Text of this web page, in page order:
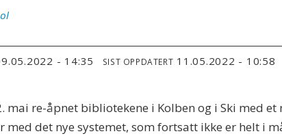
09.05.2022 - 14:35 SIST OPPDATERT 11.05.2022 - 10:58
mai re-åpnet bibliotekene i Kolben og i Ski med
med det nye systemet, som fortsatt ikke er helt i